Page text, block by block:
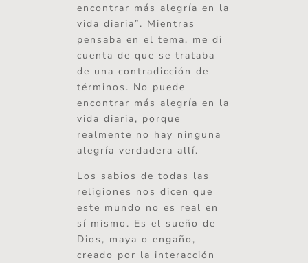
encontrar más alegría en la
vida diaria”. Mientras
pensaba en el tema, me di
cuenta de que se trataba
de una contradicción de
términos. No puede
encontrar más alegría en la
vida diaria, porque
realmente no hay ninguna
alegría verdadera allí.
Los sabios de todas las
religiones nos dicen que
este mundo no es real en
sí mismo. Es el sueño de
Dios, maya o engaño,
creado por la interacción